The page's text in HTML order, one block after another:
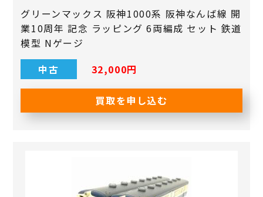
グリーンマックス 阪神1000系 阪神なんば線 開
業10周年 記念 ラッピング 6両編成 セット 鉄道
模型 Nゲージ
中古
32,000円
買取を申し込む